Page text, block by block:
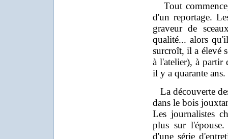
Tout
d'un reportage.
graveur de
qualité... alors
surcroît, il a élevé
à l'atelier), à partir
il y a quarante ans.
La découverte
dans le bois
Les journalistes
plus sur
d'une série